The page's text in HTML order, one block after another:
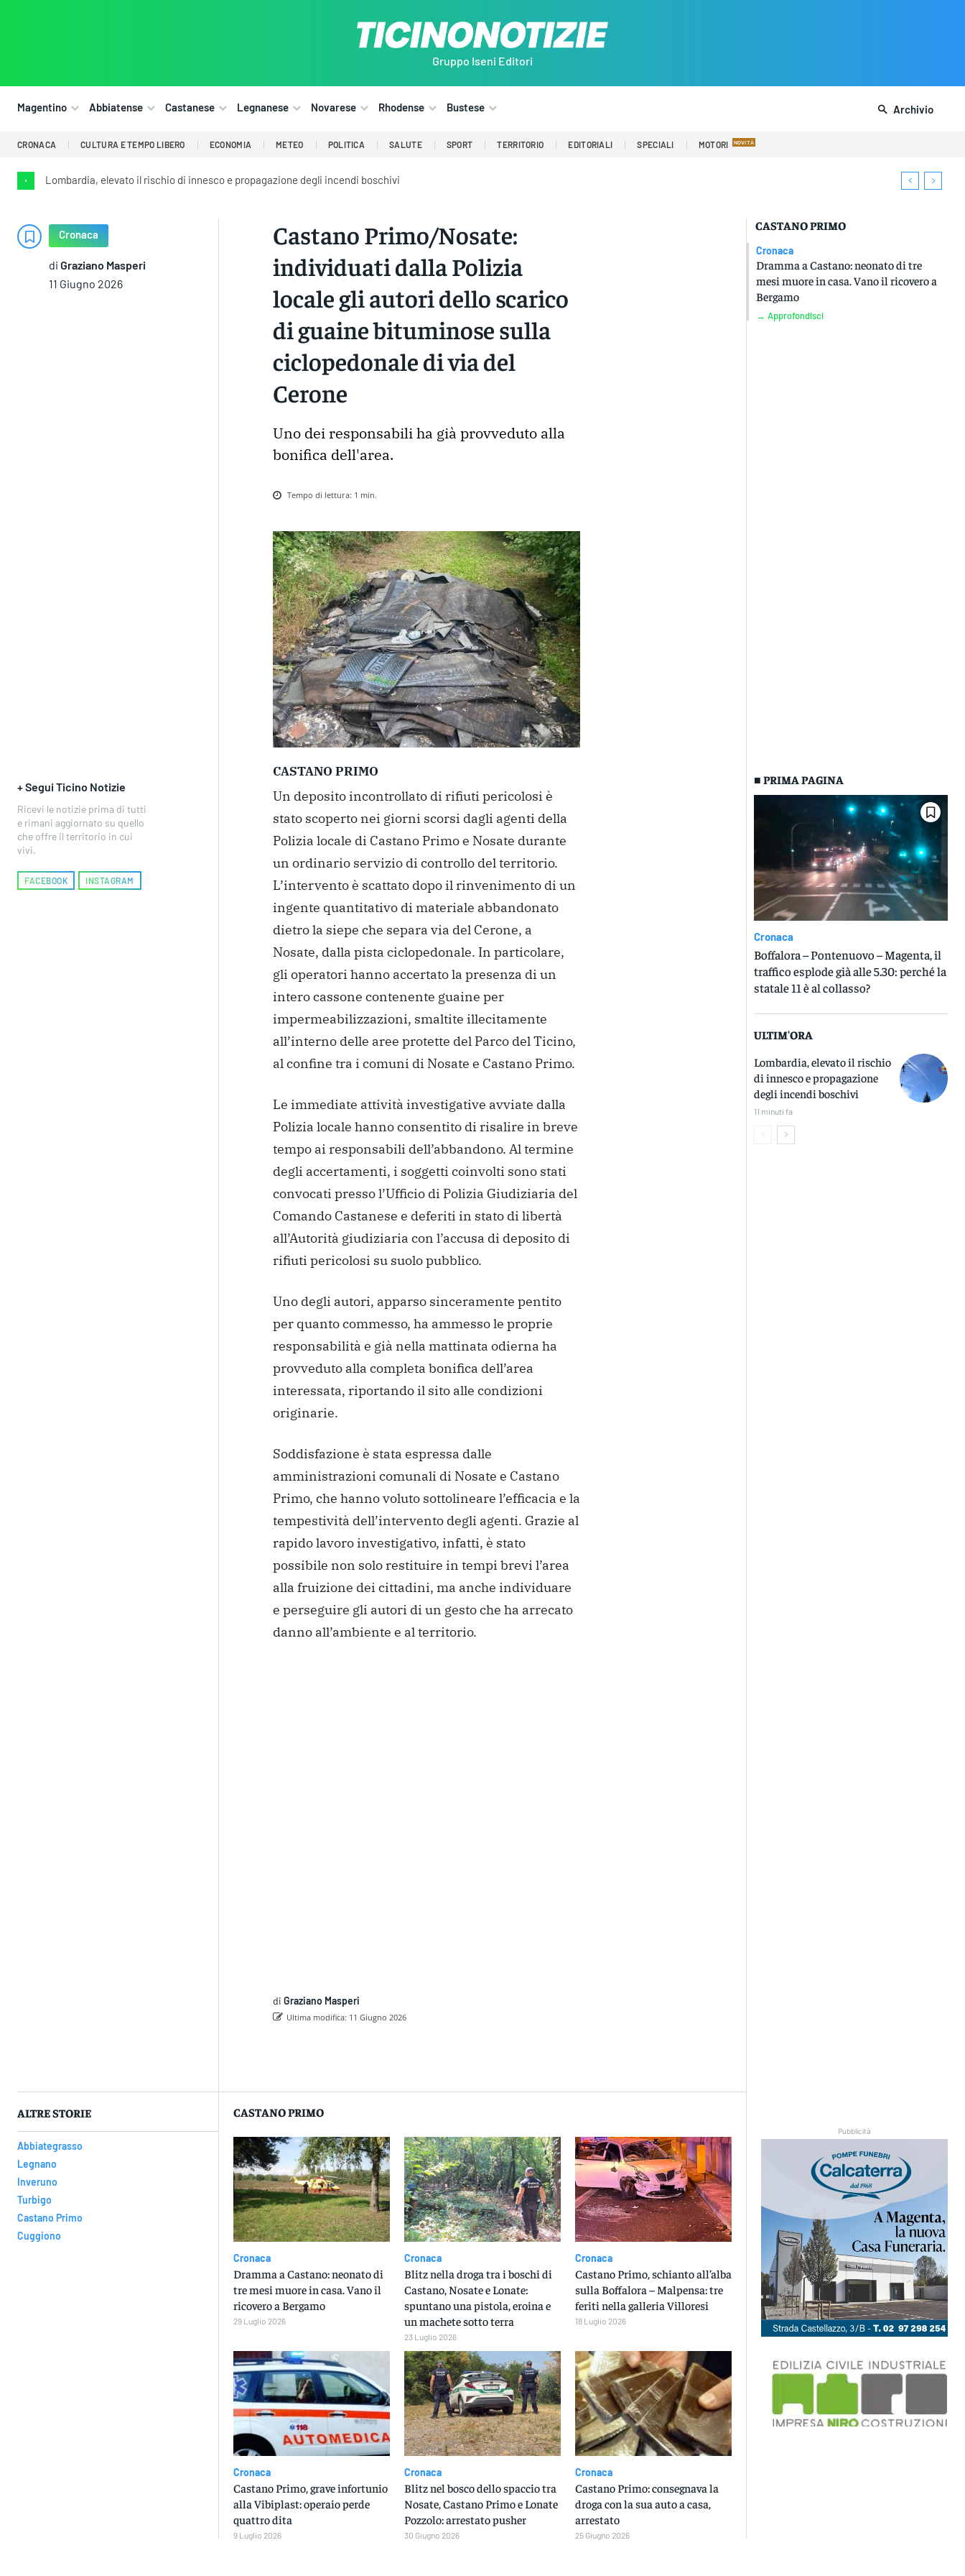
Gruppo Iseni Editori
Magentino Abbiatense Castanese Legnanese Novarese Rhodense Bustese Archivio
CRONACA CULTURA E TEMPO LIBERO ECONOMIA METEO POLITICA SALUTE SPORT TERRITORIO EDITORIALI SPECIALI MOTORI
• Lombardia, elevato il rischio di innesco e propagazione degli incendi boschivi
Cronaca
di Graziano Masperi
11 Giugno 2026
Castano Primo/Nosate:
individuati dalla Polizia
locale gli autori dello scarico
di guaine bituminose sulla
ciclopedonale di via del
Cerone
Uno dei responsabili ha già provveduto alla
bonifica dell'area.
Tempo di lettura: 1 min.
CASTANO PRIMO
Cronaca
Dramma a Castano: neonato di tre
mesi muore in casa. Vano il ricovero a
Bergamo
→ Approfondisci
+ Segui Ticino Notizie
Ricevi le notizie prima di tutti
e rimani aggiornato su quello
che offre il territorio in cui
vivi.
FACEBOOK INSTAGRAM
CASTANO PRIMO
Un deposito incontrollato di rifiuti pericolosi è
stato scoperto nei giorni scorsi dagli agenti della
Polizia locale di Castano Primo e Nosate durante
un ordinario servizio di controllo del territorio.
L’intervento è scattato dopo il rinvenimento di un
ingente quantitativo di materiale abbandonato
dietro la siepe che separa via del Cerone, a
Nosate, dalla pista ciclopedonale. In particolare,
gli operatori hanno accertato la presenza di un
intero cassone contenente guaine per
impermeabilizzazioni, smaltite illecitamente
all’interno delle aree protette del Parco del Ticino,
al confine tra i comuni di Nosate e Castano Primo.
Le immediate attività investigative avviate dalla
Polizia locale hanno consentito di risalire in breve
tempo ai responsabili dell’abbandono. Al termine
degli accertamenti, i soggetti coinvolti sono stati
convocati presso l’Ufficio di Polizia Giudiziaria del
Comando Castanese e deferiti in stato di libertà
all’Autorità giudiziaria con l’accusa di deposito di
rifiuti pericolosi su suolo pubblico.
Uno degli autori, apparso sinceramente pentito
per quanto commesso, ha ammesso le proprie
responsabilità e già nella mattinata odierna ha
provveduto alla completa bonifica dell’area
interessata, riportando il sito alle condizioni
originarie.
Soddisfazione è stata espressa dalle
amministrazioni comunali di Nosate e Castano
Primo, che hanno voluto sottolineare l’efficacia e la
tempestività dell’intervento degli agenti. Grazie al
rapido lavoro investigativo, infatti, è stato
possibile non solo restituire in tempi brevi l’area
alla fruizione dei cittadini, ma anche individuare
e perseguire gli autori di un gesto che ha arrecato
danno all’ambiente e al territorio.
di Graziano Masperi
Ultima modifica: 11 Giugno 2026
■ PRIMA PAGINA
Cronaca
Boffalora – Pontenuovo – Magenta, il
traffico esplode già alle 5.30: perché la
statale 11 è al collasso?
ULTIM'ORA
Lombardia, elevato il rischio
di innesco e propagazione
degli incendi boschivi
11 minuti fa
ALTRE STORIE
Abbiategrasso
Legnano
Inveruno
Turbigo
Castano Primo
Cuggiono
CASTANO PRIMO
Cronaca
Dramma a Castano: neonato di
tre mesi muore in casa. Vano il
ricovero a Bergamo
29 Luglio 2026
Cronaca
Blitz nella droga tra i boschi di
Castano, Nosate e Lonate:
spuntano una pistola, eroina e
un machete sotto terra
23 Luglio 2026
Cronaca
Castano Primo, schianto all’alba
sulla Boffalora – Malpensa: tre
feriti nella galleria Villoresi
18 Luglio 2026
Cronaca
Castano Primo, grave infortunio
alla Vibiplast: operaio perde
quattro dita
9 Luglio 2026
Cronaca
Blitz nel bosco dello spaccio tra
Nosate, Castano Primo e Lonate
Pozzolo: arrestato pusher
30 Giugno 2026
Cronaca
Castano Primo: consegnava la
droga con la sua auto a casa,
arrestato
25 Giugno 2026
Pubblicità